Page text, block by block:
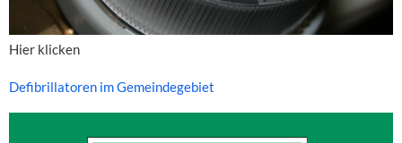
Hier klicken
Defibrillatoren im Gemeindegebiet